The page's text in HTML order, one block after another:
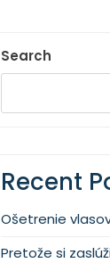
Search
Recent
Ošetrenie
Pretože si